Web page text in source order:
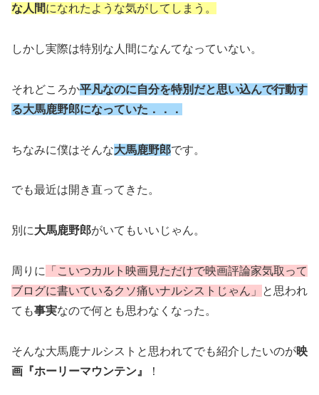
な人間になれたような気がしてしまう。
しかし実際は特別な人間になんてなっていない。
それどころか平凡なのに自分を特別だと思い込んで行動す
る大馬鹿野郎になっていた．．．
ちなみに僕はそんな大馬鹿野郎です。
でも最近は開き直ってきた。
別に大馬鹿野郎がいてもいいじゃん。
周りに
「こいつカルト映画見ただけで映画評論家気取って
ブログに書いているクソ痛いナルシストじゃん」
と思われ
ても事実なので何とも思わなくなった。
そんな大馬鹿ナルシストと思われてでも紹介したいのが映
画『ホーリーマウンテン』
！